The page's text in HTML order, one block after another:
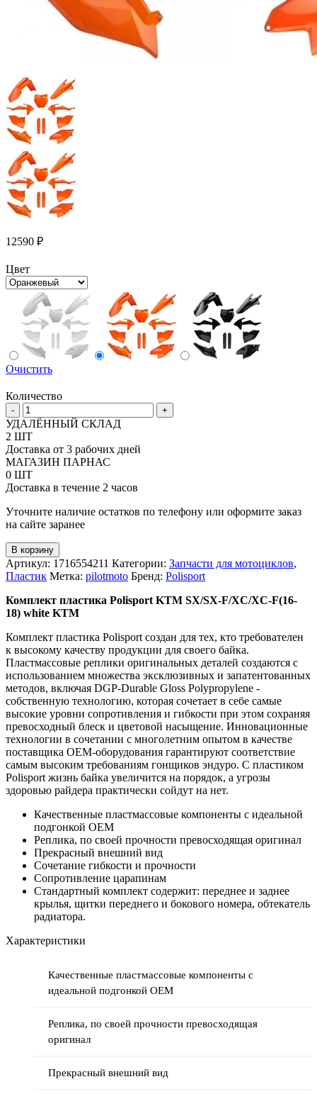
12590 ₽
Цвет
Очистить
Количество
-
Количество
товара
Комплект
пластика
Polisport
MX
KTM
SX-
F,
XC-
F
"2016-
+
УДАЛЁННЫЙ СКЛАД
2 ШТ
Доставка от 3 рабочих дней
МАГАЗИН ПАРНАС
0 ШТ
Доставка в течение 2 часов
Уточните наличие остатков по телефону или оформите заказ
на сайте заранее
В корзину
Артикул: 1716554211 Категории: Запчасти для мотоциклов,
Пластик Метка: pilotmoto Бренд: Polisport
Комплект пластика Polisport KTM SX/SX-F/XC/XC-F(16-
18) white KTM
Комплект пластика Polisport создан для тех, кто требователен
к высокому качеству продукции для своего байка.
Пластмассовые реплики оригинальных деталей создаются с
использованием множества эксклюзивных и запатентованных
методов, включая DGP-Durable Gloss Polypropylene -
собственную технологию, которая сочетает в себе самые
высокие уровни сопротивления и гибкости при этом сохраняя
превосходный блеск и цветовой насыщение. Инновационные
технологии в сочетании с многолетним опытом в качестве
поставщика OEM-оборудования гарантируют соответствие
самым высоким требованиям гонщиков эндуро. С пластиком
Polisport жизнь байка увеличится на порядок, а угрозы
здоровью райдера практически сойдут на нет.
Качественные пластмассовые компоненты с идеальной
подгонкой OEM
Реплика, по своей прочности превосходящая оригинал
Прекрасный внешний вид
Cочетание гибкости и прочности
Сопротивление царапинам
Стандартный комплект содержит: переднее и заднее
крылья, щитки переднего и бокового номера, обтекатель
радиатора.
Характеристики
Качественные пластмассовые компоненты с
идеальной подгонкой OEM
Реплика, по своей прочности превосходящая
оригинал
Прекрасный внешний вид